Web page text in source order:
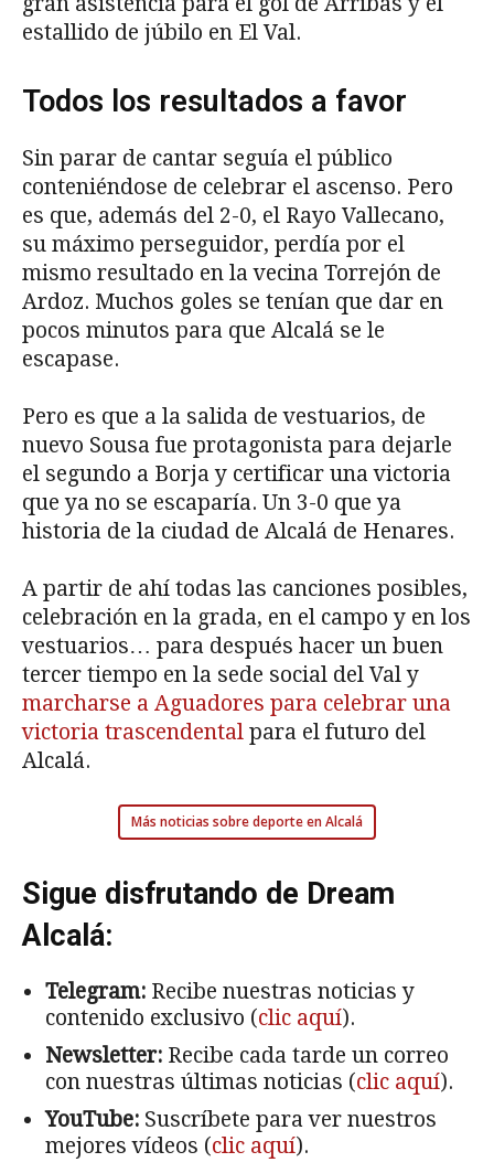
estallido de júbilo en El Val.
Todos los resultados a favor
Sin parar de cantar seguía el público
conteniéndose de celebrar el ascenso. Pero
es que, además del 2-0, el Rayo Vallecano,
su máximo perseguidor, perdía por el
mismo resultado en la vecina Torrejón de
Ardoz. Muchos goles se tenían que dar en
pocos minutos para que Alcalá se le
escapase.
Pero es que a la salida de vestuarios, de
nuevo Sousa fue protagonista para dejarle
el segundo a Borja y certificar una victoria
que ya no se escaparía. Un 3-0 que ya
historia de la ciudad de Alcalá de Henares.
A partir de ahí todas las canciones posibles,
celebración en la grada, en el campo y en los
vestuarios… para después hacer un buen
tercer tiempo en la sede social del Val y
marcharse a Aguadores para celebrar una
victoria trascendental para el futuro del
Alcalá.
Más noticias sobre deporte en Alcalá
Sigue disfrutando de Dream
Alcalá:
Telegram: Recibe nuestras noticias y
contenido exclusivo (clic aquí).
Newsletter: Recibe cada tarde un correo
con nuestras últimas noticias (clic aquí).
YouTube: Suscríbete para ver nuestros
mejores vídeos (clic aquí).